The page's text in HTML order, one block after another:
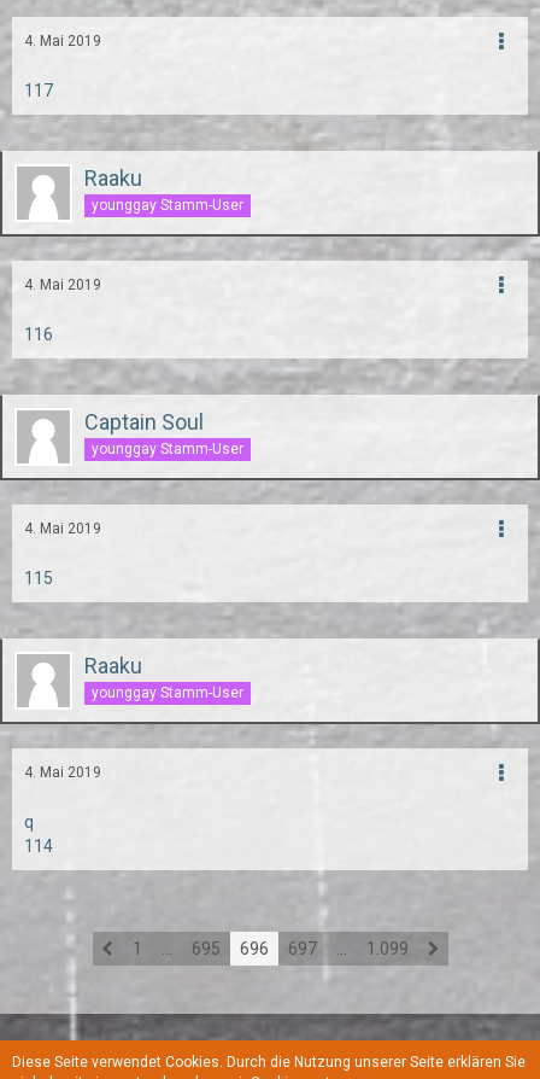
4. Mai 2019
117
Raaku
younggay Stamm-User
4. Mai 2019
116
Captain Soul
younggay Stamm-User
4. Mai 2019
115
Raaku
younggay Stamm-User
4. Mai 2019
q
114
1 695 696 697 1.099
Diese Seite verwendet Cookies. Durch die Nutzung unserer Seite erklären Sie